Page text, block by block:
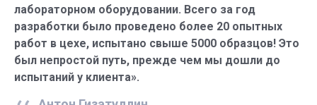
лабораторном оборудовании. Всего за год
разработки было проведено более 20 опытных
работ в цехе, испытано свыше 5000 образцов! Это
был непростой путь, прежде чем мы дошли до
испытаний у клиента».